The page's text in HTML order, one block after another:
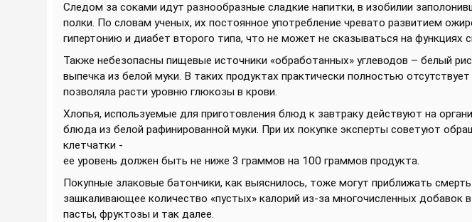
Следом за соками идут разнообразные сладкие напитки, в изобилии
полки. По словам ученых, их постоянное употребление чревато развитием
гипертонию и диабет второго типа, что не может не сказываться на функциях
Также небезопасны пищевые источники «обработанных» углеводов – белый
выпечка из белой муки. В таких продуктах практически полностью
позволяла расти уровню глюкозы в крови.
Хлопья, используемые для приготовления блюд к завтраку действуют на
блюда из белой рафинированной муки. При их покупке эксперты советуют
клетчатки -
ее уровень должен быть не ниже 3 граммов на 100 граммов продукта.
Покупные злаковые батончики, как выяснилось, тоже могут приближать
зашкаливающее количество «пустых» калорий из-за многочисленных добавок
пасты, фруктозы и так далее.